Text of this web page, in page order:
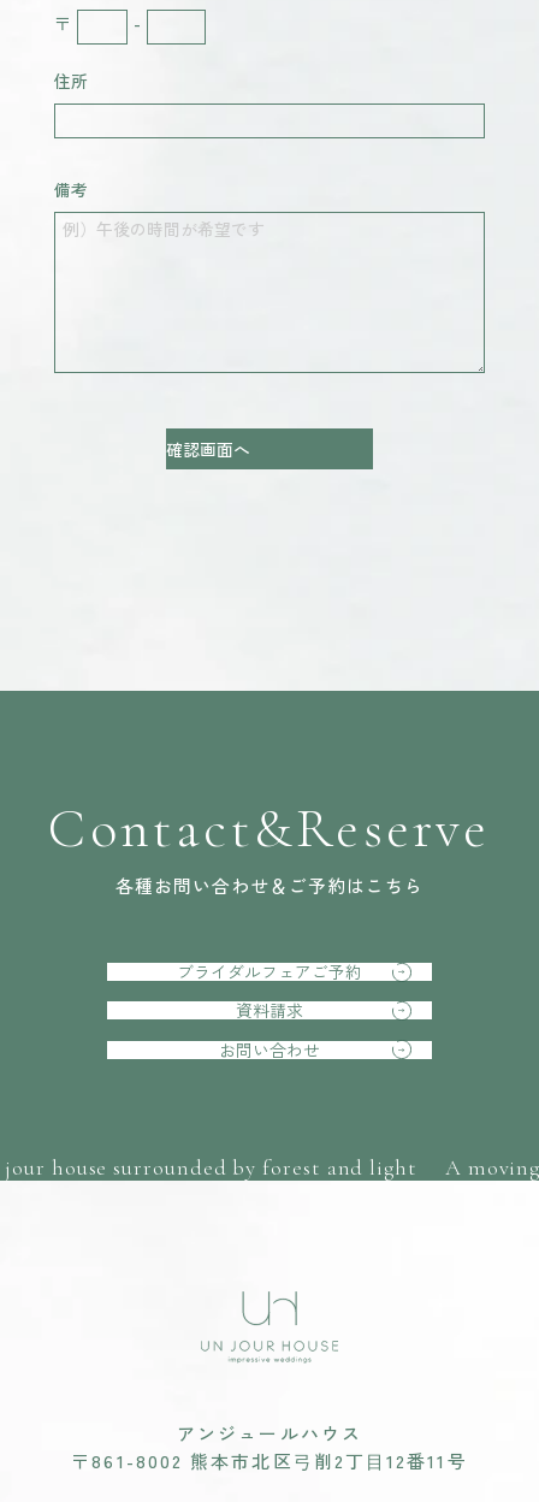
〒
-
住所
備考
Contact&Reserve
各種お問い合わせ＆ご予約はこちら
ブライダルフェアご予約
資料請求
お問い合わせ
house surrounded by forest and light A
アンジュールハウス
〒861-8002 熊本市北区⼸削2丁⽬12番11号